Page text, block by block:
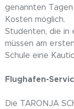
genannten
Kosten möglich.
Studenten, die in
müssen am
Schule eine
Flughafen-
Die TARONJA